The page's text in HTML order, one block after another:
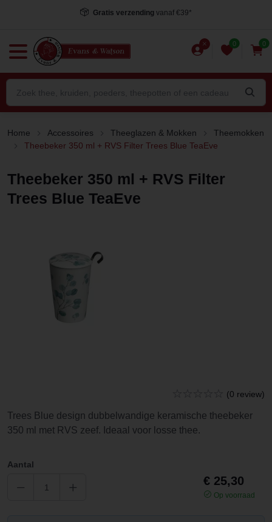
Gratis verzending vanaf €39*
0 0
Home Accessoires Theeglazen & Mokken
Theemokken
Theebeker 350 ml + RVS Filter Trees Blue TeaEve
Theebeker 350 ml + RVS Filter
Trees Blue TeaEve
(0 review)
Trees Blue design dubbelwandige keramische theebeker
350 ml met RVS zeef. Ideaal voor losse thee.
Aantal
€ 25,30
Op voorraad